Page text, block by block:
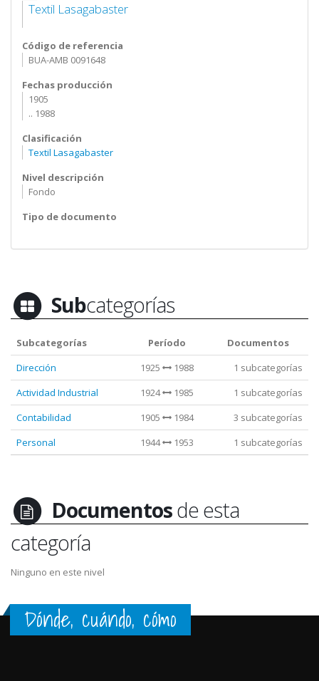
Textil Lasagabaster
Código de referencia
BUA-AMB 0091648
Fechas producción
1905
.. 1988
Clasificación
Textil Lasagabaster
Nivel descripción
Fondo
Tipo de documento
Subcategorías
Subcategorías Período
Documentos
Dirección
1925 1988
1 subcategorías
Actividad Industrial
1924 1985
1 subcategorías
Contabilidad
1905 1984
3 subcategorías
Personal
1944 1953 1 subcategorías
Documentosde esta
categoría
Ninguno en este nivel
Dónde, cuándo, cómo